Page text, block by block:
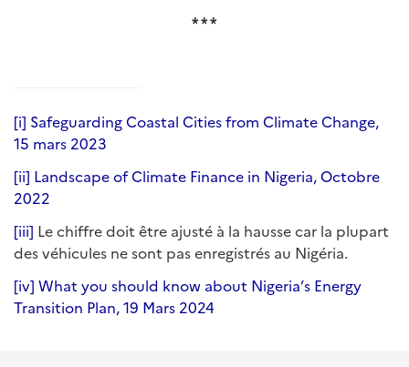
* * *
[i] Safeguarding Coastal Cities from Climate Change,
15 mars 2023
[ii] Landscape of Climate Finance in Nigeria, Octobre
2022
[iii] Le chiffre doit être ajusté à la hausse car la plupart
des véhicules ne sont pas enregistrés au Nigéria.
[iv] What you should know about Nigeria’s Energy
Transition Plan, 19 Mars 2024